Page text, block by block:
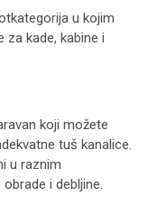
u kojim
kade, kabine i
koji možete
tuš kanalice.
u raznim
i debljine.